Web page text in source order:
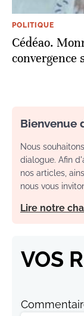
POLITIQUE
Cédéao.
convergence
Bienvenue
Nous
dialogue. Afin
nos articles,
nous vous
Lire notre
VOS